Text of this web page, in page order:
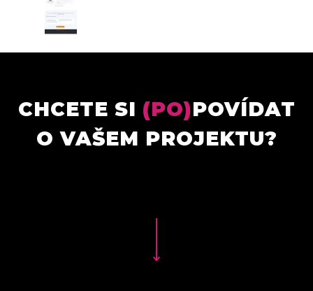
CHCETE SI (PO)POVÍDAT
O VAŠEM PROJEKTU?